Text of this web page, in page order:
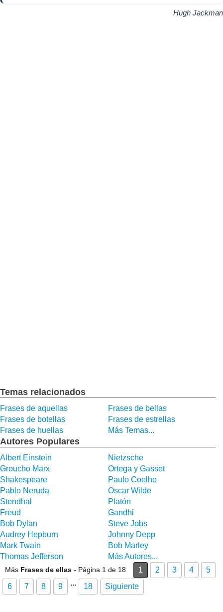
Hugh Jackman
Temas relacionados
Frases de aquellas
Frases de bellas
Frases de botellas
Frases de estrellas
Frases de huellas
Más Temas...
Autores Populares
Albert Einstein
Nietzsche
Groucho Marx
Ortega y Gasset
Shakespeare
Paulo Coelho
Pablo Neruda
Oscar Wilde
Stendhal
Platón
Freud
Gandhi
Bob Dylan
Steve Jobs
Audrey Hepburn
Johnny Depp
Mark Twain
Bob Marley
Thomas Jefferson
Más Autores...
Más Frases de ellas - Página 1 de 18 1 2 3 4
5
6
7 8 9 ... 18 Siguiente